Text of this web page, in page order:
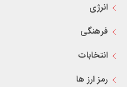
انرژی
فرهنگی
انتخابات
رمز ارز ها